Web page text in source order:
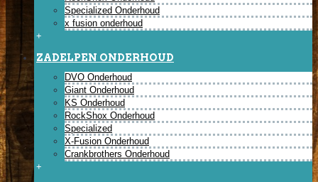
Specialized Onderhoud
x fusion onderhoud
+
ZADELPEN ONDERHOUD
DVO Onderhoud
Giant Onderhoud
KS Onderhoud
RockShox Onderhoud
Specialized
X-Fusion Onderhoud
Crankbrothers Onderhoud
+